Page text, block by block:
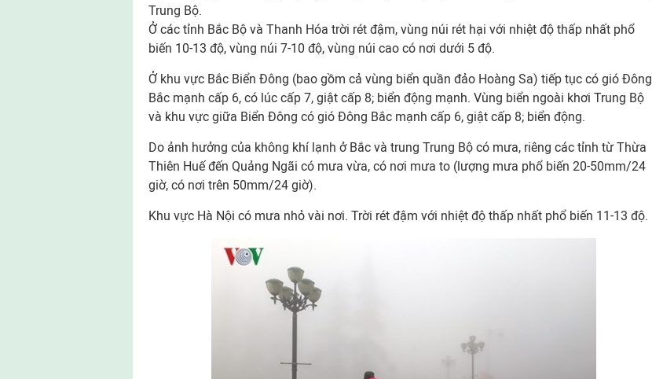
Trung Bộ.
Ở các tỉnh Bắc Bộ và Thanh Hóa trời rét đậm, vùng núi rét hại với nhiệt độ thấp nhất phổ
biến 10-13 độ, vùng núi 7-10 độ, vùng núi cao có nơi dưới 5 độ.
Ở khu vực Bắc Biển Đông (bao gồm cả vùng biển quần đảo Hoàng Sa) tiếp tục có gió Đông
Bắc mạnh cấp 6, có lúc cấp 7, giật cấp 8; biển động mạnh. Vùng biển ngoài khơi Trung Bộ
và khu vực giữa Biển Đông có gió Đông Bắc mạnh cấp 6, giật cấp 8; biển động.
Do ảnh hưởng của không khí lạnh ở Bắc và trung Trung Bộ có mưa, riêng các tỉnh từ Thừa
Thiên Huế đến Quảng Ngãi có mưa vừa, có nơi mưa to (lượng mưa phổ biến 20-50mm/24
giờ, có nơi trên 50mm/24 giờ).
Khu vực Hà Nội có mưa nhỏ vài nơi. Trời rét đậm với nhiệt độ thấp nhất phổ biến 11-13 độ.